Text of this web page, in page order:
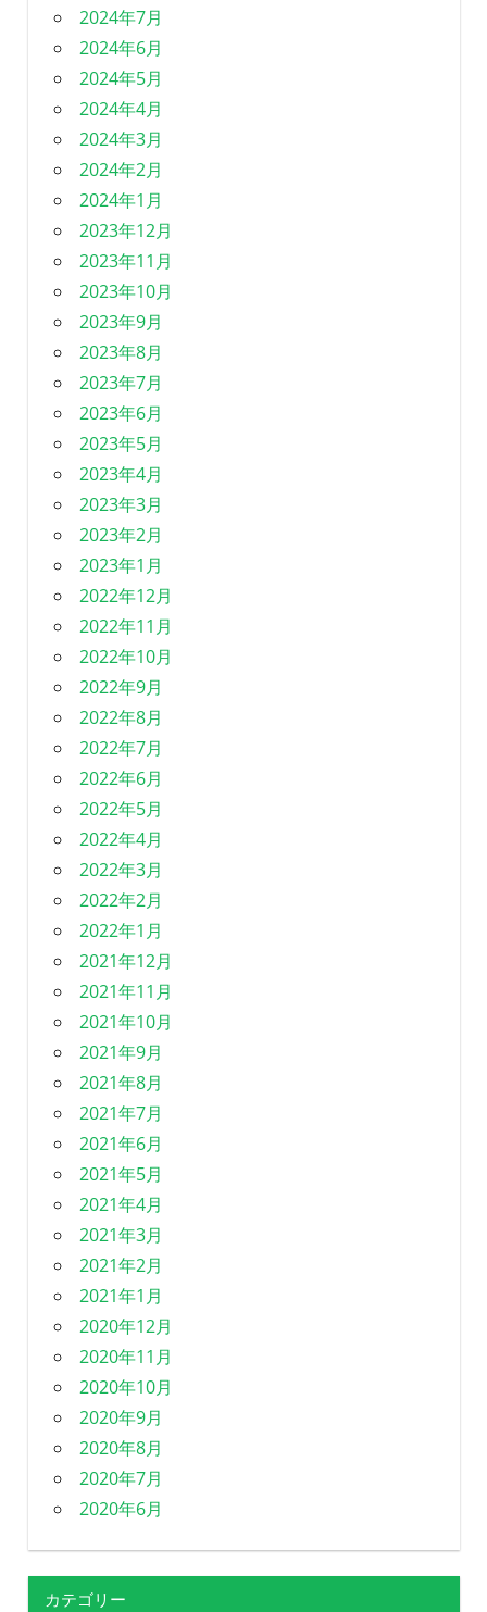
2024年7月
2024年6月
2024年5月
2024年4月
2024年3月
2024年2月
2024年1月
2023年12月
2023年11月
2023年10月
2023年9月
2023年8月
2023年7月
2023年6月
2023年5月
2023年4月
2023年3月
2023年2月
2023年1月
2022年12月
2022年11月
2022年10月
2022年9月
2022年8月
2022年7月
2022年6月
2022年5月
2022年4月
2022年3月
2022年2月
2022年1月
2021年12月
2021年11月
2021年10月
2021年9月
2021年8月
2021年7月
2021年6月
2021年5月
2021年4月
2021年3月
2021年2月
2021年1月
2020年12月
2020年11月
2020年10月
2020年9月
2020年8月
2020年7月
2020年6月
カテゴリー